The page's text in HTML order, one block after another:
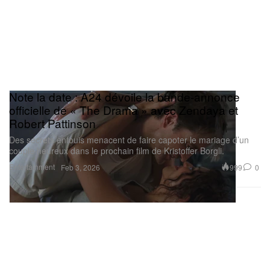
Entertainment
Note la date : A24 dévoile la bande-annonce
officielle de « The Drama » avec Zendaya et
Robert Pattinson
Des secrets enfouis menacent de faire capoter le mariage d’un
couple heureux dans le prochain film de Kristoffer Borgli.
Feb 3, 2026 999 0